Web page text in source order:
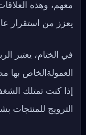
معهم، وهذه
يعزز من استقرار
في الختام، يعتبر
العمولةالخاص بها
إذا كنت تمتلك
الترويج للمنتجات